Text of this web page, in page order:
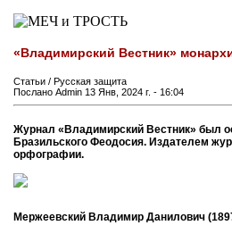
«Владимирский Вестник»
Статьи / Русская защита
Послано Admin 13 Янв, 2024 г. - 16:04
Журнал «Владимирский Вестник» был
Бразильского Феодосия. Издателем
орфографии.
Мержеевский Владимир Данилович